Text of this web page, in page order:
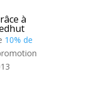
à
10% de